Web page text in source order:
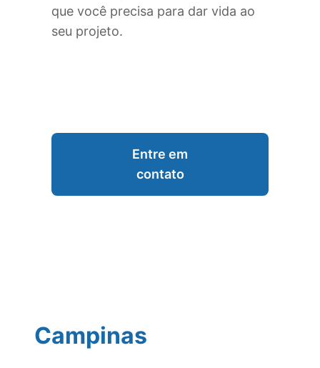
que você precisa para dar vida ao
seu projeto.
Entre em
contato
Campinas